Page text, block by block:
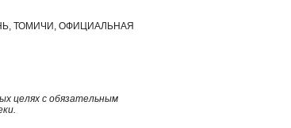
ТОМИЧИ, ОФИЦИАЛЬНАЯ
целях с обязательным